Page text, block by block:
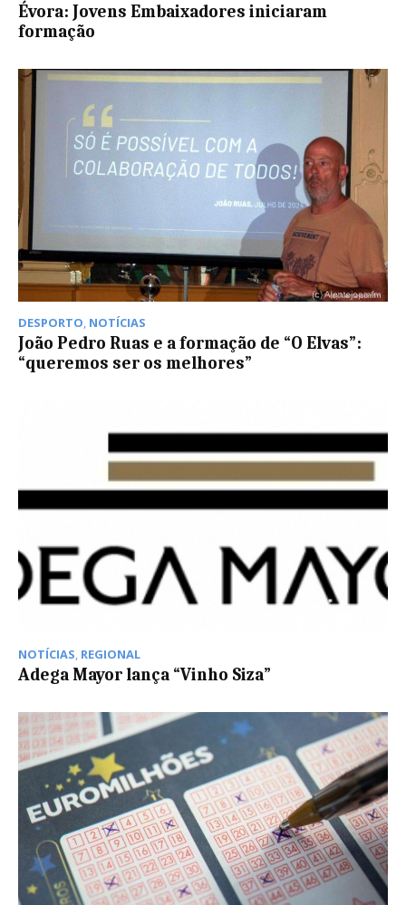
Évora: Jovens Embaixadores iniciaram
formação
DESPORTO, NOTÍCIAS
João Pedro Ruas e a formação de “O Elvas”:
“queremos ser os melhores”
NOTÍCIAS, REGIONAL
Adega Mayor lança “Vinho Siza”